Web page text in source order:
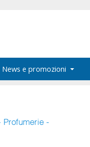
News e promozioni
Profumerie -